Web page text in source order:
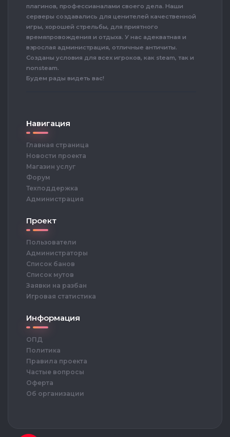
плагинов, профессианалами своего дела. Наши
серверы создавались для ценителей качественной
игры, хорошей стрельбы, для приятного
времяпровождения и отдыха. У нас адекватная и
взрослая администрация, отличные античиты.
Созданы условия для всех игроков, как steam, так и
nonsteam.
Будем рады видеть вас!
Навигация
Главная страница
Новости проекта
Магазин услуг
Форум
Техподдержка
Администрация
Проект
Пользователи
Администраторы
Список банов
Список мутов
Заявки на разбан
Игровая статистика
Информация
ОПД
Политика
Правила проекта
Частые вопросы
Оферта
Об организации